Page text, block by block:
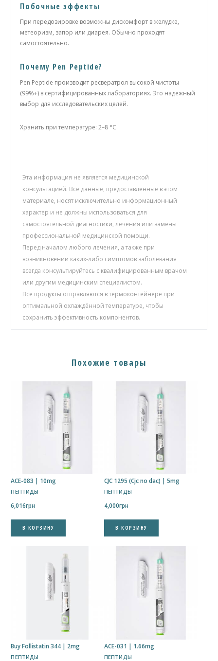
Побочные эффекты
При передозировке возможны дискомфорт в желудке,
метеоризм, запор или диарея. Обычно проходят
самостоятельно.
Почему Pen Peptide?
Pen Peptide производит ресвератрол высокой чистоты
(99%+) в сертифицированных лабораториях. Это надежный
выбор для исследовательских целей.
Хранить при температуре: 2–8 °C.
Эта информация не является медицинской
консультацией. Все данные, предоставленные в этом
материале, носят исключительно информационный
характер и не должны использоваться для
самостоятельной диагностики, лечения или замены
профессиональной медицинской помощи.
Перед началом любого лечения, а также при
возникновении каких-либо симптомов заболевания
всегда консультируйтесь с квалифицированным врачом
или другим медицинским специалистом.
Все продукты отправляются в термоконтейнере при
оптимальной охлаждённой температуре, чтобы
сохранить эффективность компонентов.
Похожие товары
ACE-083 | 10mg
ПЕПТИДЫ
6,016грн
В КОРЗИНУ
CJC 1295 (Cjc no dac) | 5mg
ПЕПТИДЫ
4,000грн
В КОРЗИНУ
Buy Follistatin 344 | 2mg
ПЕПТИДЫ
ACE-031 | 1.66mg
ПЕПТИДЫ